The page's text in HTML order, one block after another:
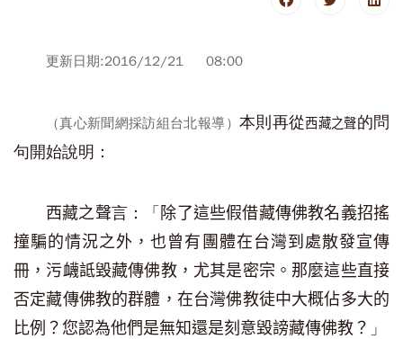
更新日期:2016/12/21 08:00
（真心新聞網採訪組台北報導） 本則再從西藏之聲的問
句開始說明：
西藏之聲言：「 除了這些假借藏傳佛教名義招搖
撞騙的情況之外，也曾有團體在台灣到處散發宣傳
冊，污衊詆毀藏傳佛教，尤其是密宗。那麼這些直接
否定藏傳佛教的群體，在台灣佛教徒中大概佔多大的
比例？您認為他們是無知還是刻意毀謗藏傳佛教？ 」